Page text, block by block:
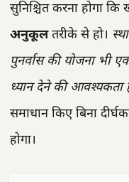
सुनिश्चित करना होगा कि
अनुकूलतरीके से हो।
पुनर्वास की योजना भी
ध्यान देने की आवश्यकता
समाधान किए बिना
होगा।